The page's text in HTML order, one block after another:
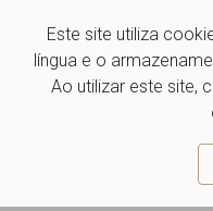
Este site utiliza
língua e o
Ao utilizar este site,